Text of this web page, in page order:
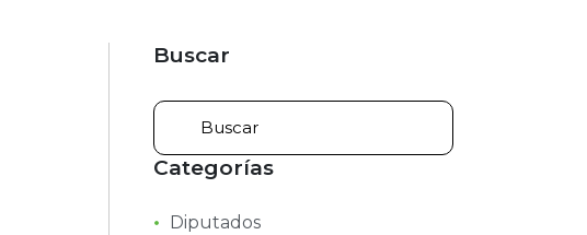
Buscar
Categorías
Diputados